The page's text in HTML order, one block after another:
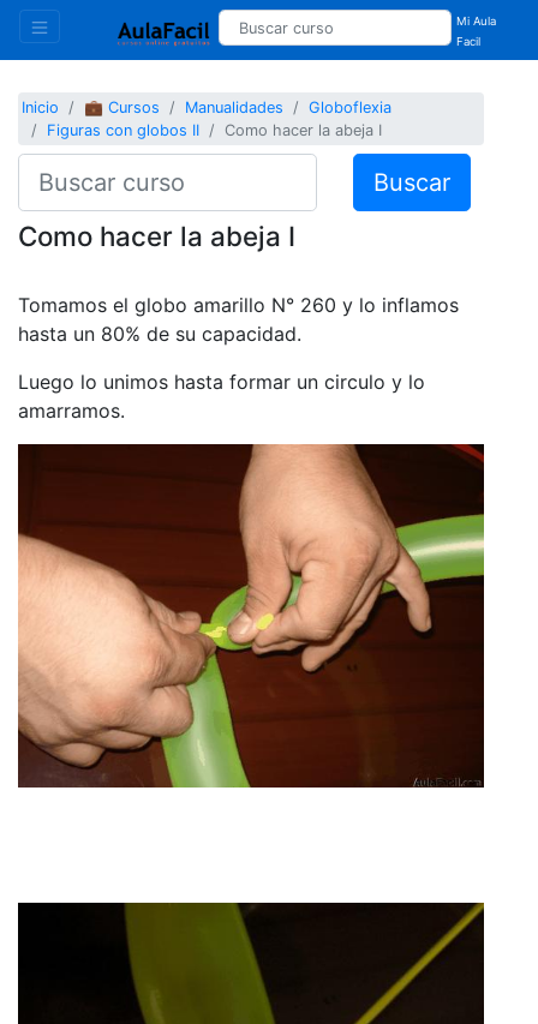
Mi Aula
Facil
Inicio 💼 Cursos Manualidades
Globoflexia
Figuras con globos II
Como hacer la abeja I
Buscar
Como hacer la abeja I
Tomamos el globo amarillo N° 260 y lo inflamos
hasta un 80% de su capacidad.
Luego lo unimos hasta formar un circulo y lo
amarramos.